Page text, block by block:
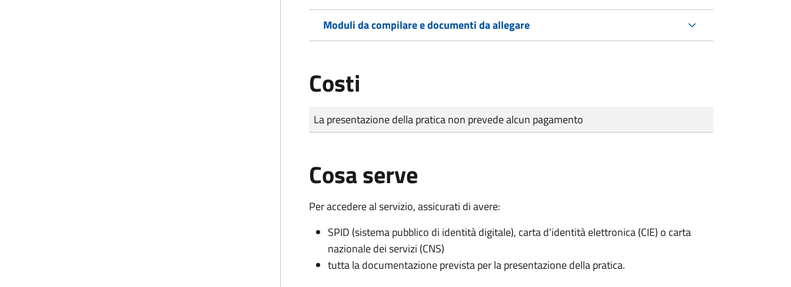
Moduli da compilare e documenti da allegare
Costi
Tipo di pagamento
Importo
La presentazione della pratica non prevede alcun pagamento
Cosa serve
Per accedere al servizio, assicurati di avere:
SPID (sistema pubblico di identità digitale), carta d’identità elettronica (CIE) o carta
nazionale dei servizi (CNS)
tutta la documentazione prevista per la presentazione della pratica.